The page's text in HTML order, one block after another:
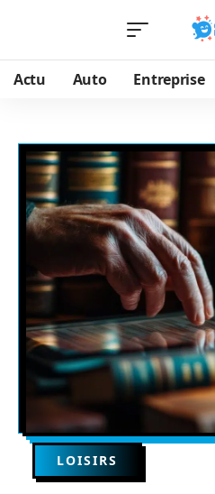
Actu Auto Entreprise
LOISIRS